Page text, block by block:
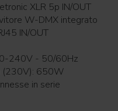
di segnale: Seetronic XLR 5p IN/OUT
Wireless: ricevitore W-DMX integrato
IN/OUT
elettrica: 100-240V - 50/60Hz
(230V): 650W
in serie